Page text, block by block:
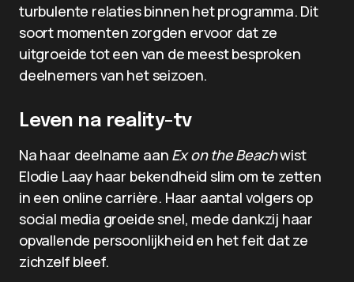
turbulente relaties binnen het programma. Dit
soort momenten zorgden ervoor dat ze
uitgroeide tot een van de meest besproken
deelnemers van het seizoen.
Leven na reality-tv
Na haar deelname aan Ex on the Beachwist
Elodie Laay haar bekendheid slim om te zetten
in een online carrière. Haar aantal volgers op
social media groeide snel, mede dankzij haar
opvallende persoonlijkheid en het feit dat ze
zichzelf bleef.